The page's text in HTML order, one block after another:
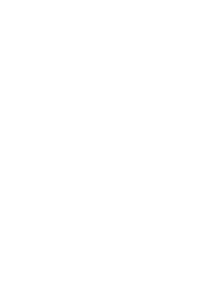
e altri mezzi di